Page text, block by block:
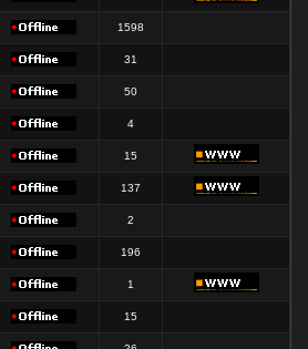
1598
31
50
4
15
137
2
196
1
15